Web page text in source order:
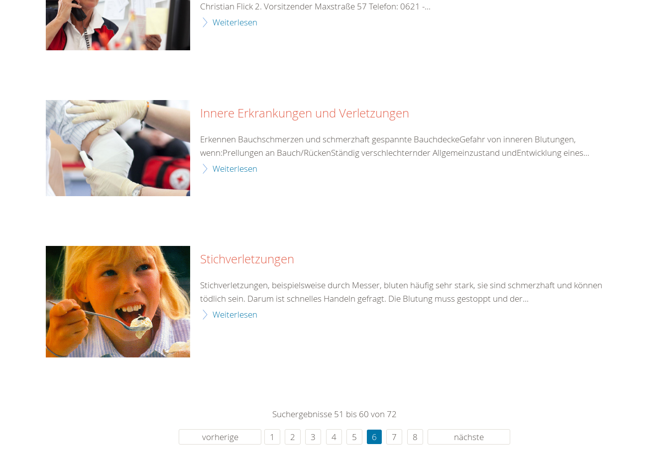
Christian Flick 2. Vorsitzender Maxstraße 57 Telefon: 0621 -...
Weiterlesen
Innere Erkrankungen und Verletzungen
Erkennen Bauchschmerzen und schmerzhaft gespannte BauchdeckeGefahr von inneren Blutungen,
wenn:Prellungen an Bauch/RückenStändig verschlechternder Allgemeinzustand undEntwicklung eines...
Weiterlesen
Stichverletzungen
Stichverletzungen, beispielsweise durch Messer, bluten häufig sehr stark, sie sind schmerzhaft und können
tödlich sein. Darum ist schnelles Handeln gefragt. Die Blutung muss gestoppt und der...
Weiterlesen
Suchergebnisse 51 bis 60 von 72
vorherige
1 2 3 4 5 6 7 8 nächste